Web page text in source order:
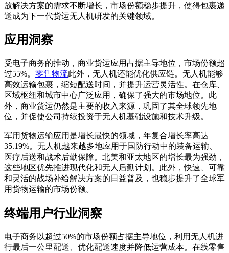
放解决方案的需求不断增长，市场份额稳步提升，使得包裹递
送成为下一代货运无人机研发的关键领域。
应用洞察
受电子商务的推动，商业货运应用占据主导地位，市场份额超
过55%。 零售物流此外，无人机还能优化供应链。无人机能够
高效运输包裹，缩短配送时间，并提升运营灵活性。在仓库、
区域枢纽和城市中心广泛应用，确保了强大的市场地位。此
外，商业货运仍然是主要的收入来源，巩固了其全球领先地
位，并促使公司持续投资于无人机基础设施和技术升级。
军用货物运输应用是增长最快的领域，年复合增长率高达
35.19%。无人机越来越多地应用于国防行动中的装备运输、
医疗后送和战术后勤保障。北美和亚太地区的增长最为强劲，
这些地区优先推进现代化和无人后勤计划。此外，快速、可靠
和灵活的战场补给解决方案的日益普及，也稳步提升了全球军
用货物运输的市场份额。
终端用户行业洞察
电子商务以超过50%的市场份额占据主导地位，利用无人机进
行最后一公里配送、优化配送速度并降低运营成本。在线零售